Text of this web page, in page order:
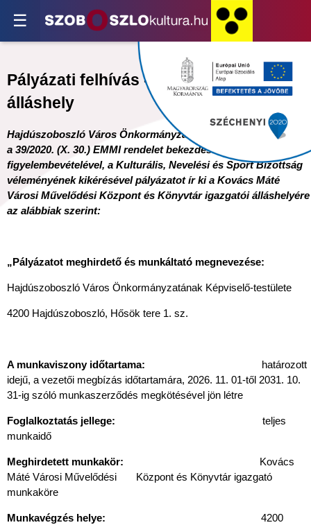
☰
Pályázati felhívás -magasabb vezetői
álláshely
Hajdúszoboszló Város Önkormányzatnak Képviselő-testülete
a 39/2020. (X. 30.) EMMI rendelet bekezdései
figyelembevételével, a Kulturális, Nevelési és Sport Bizottság
véleményének kikérésével pályázatot ír ki a Kovács Máté
Városi Művelődési Központ és Könyvtár igazgatói álláshelyére
az alábbiak szerint:
„Pályázatot meghirdető és munkáltató megnevezése:
Hajdúszoboszló Város Önkormányzatának Képviselő-testülete
4200 Hajdúszoboszló, Hősök tere 1. sz.
A munkaviszony időtartama: határozott
idejű, a vezetői megbízás időtartamára, 2026. 11. 01-től 2031. 10.
31-ig szóló munkaszerződés megkötésével jön létre
Foglalkoztatás jellege:
teljes
munkaidő
Meghirdetett munkakör: Kovács
Máté Városi Művelődési Központ és Könyvtár igazgató
munkaköre
Munkavégzés helye: 4200